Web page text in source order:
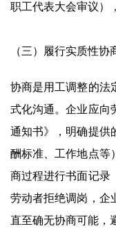
职工代表大会审议）
（三）履行实质性
协商是用工调整的法
式化沟通。企业应向
通知书》，明确提供
酬标准、工作地点等
商过程进行书面记录
劳动者拒绝调岗，企
直至确无协商可能，